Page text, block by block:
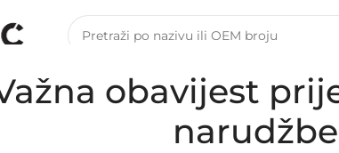
obavijest
narudžbe
Za Tvrtke I Obrte – B2B Registracija
Zamjensko crijevo